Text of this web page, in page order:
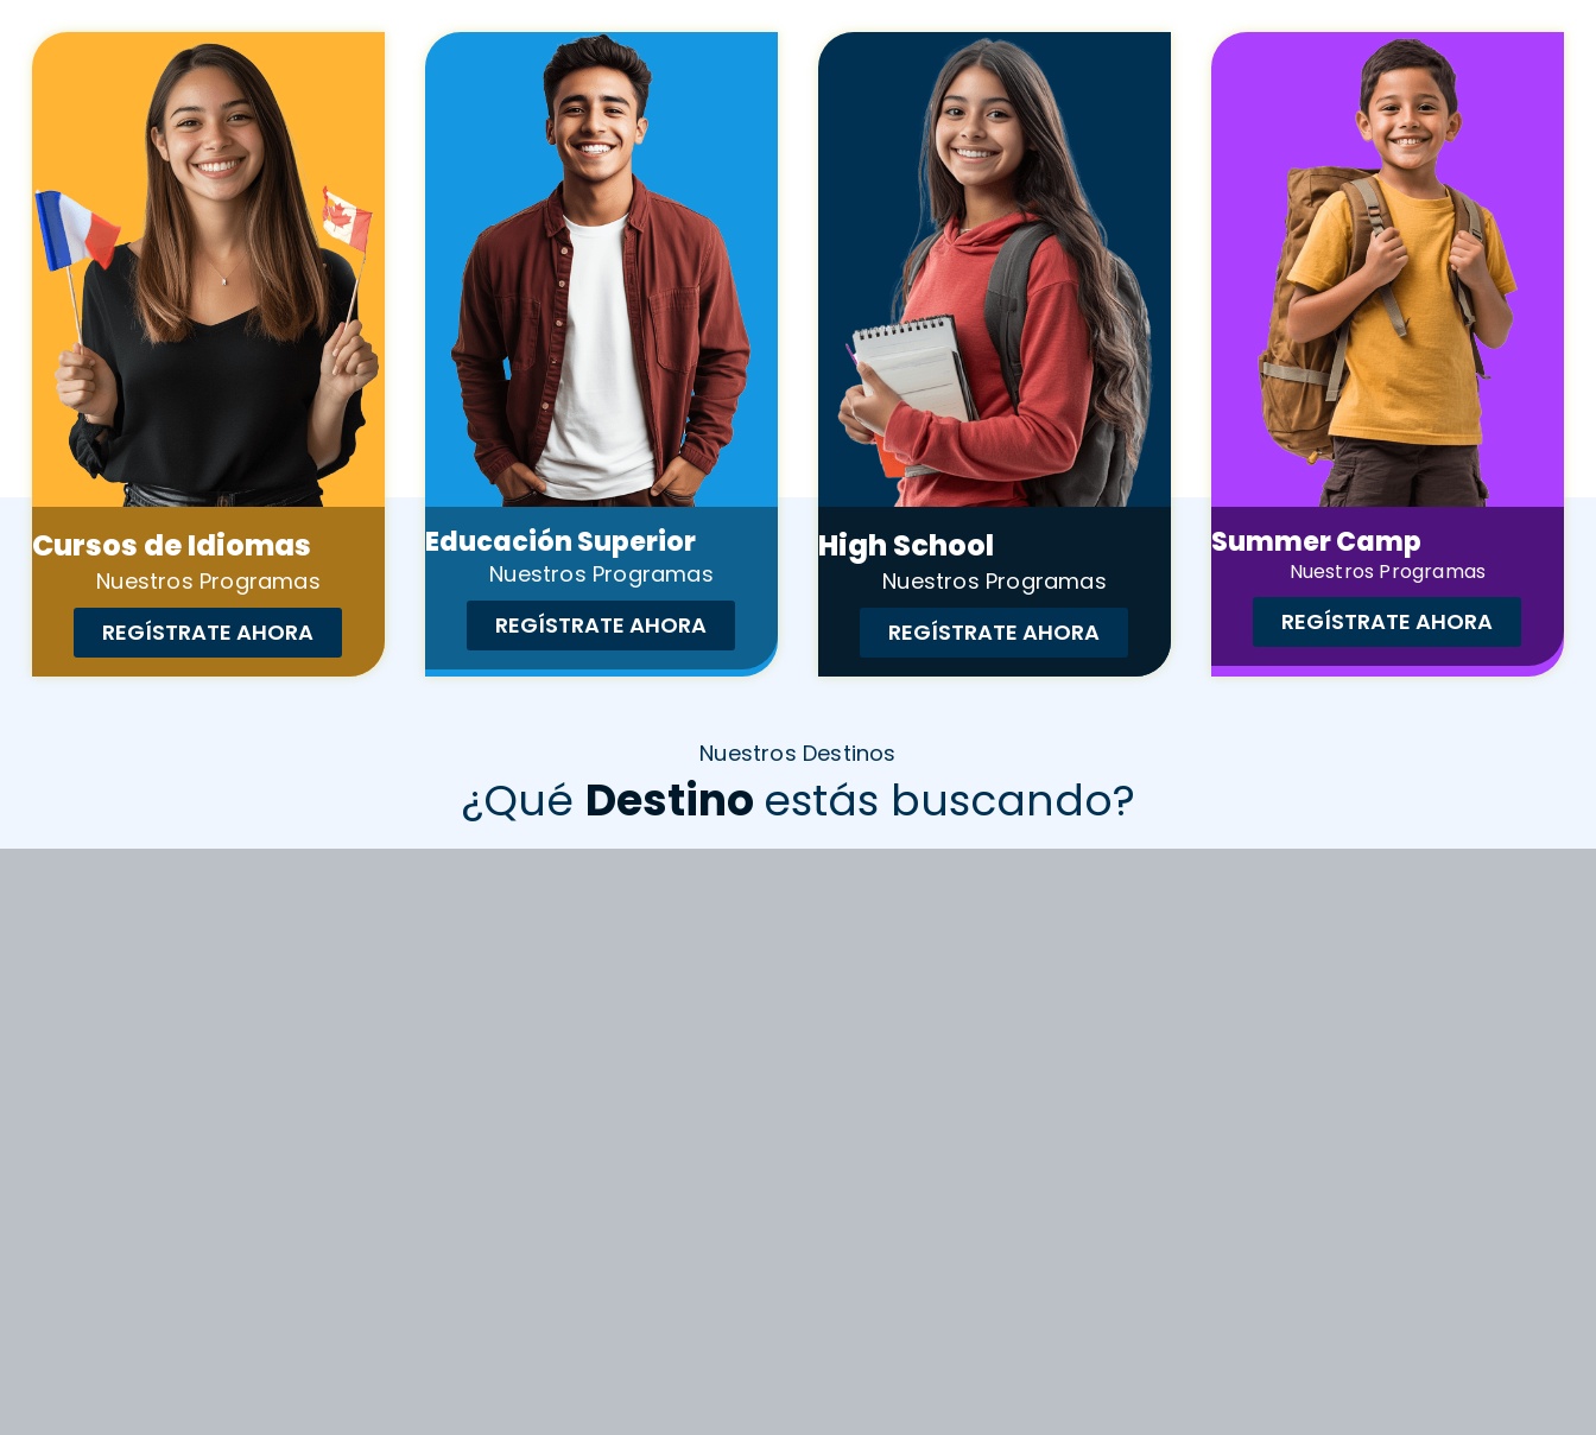
Cursos de Idiomas
Nuestros Programas
REGÍSTRATE AHORA
Educación Superior
Nuestros Programas
REGÍSTRATE AHORA
High School
Nuestros Programas
REGÍSTRATE AHORA
Summer Camp
Nuestros Programas
REGÍSTRATE AHORA
Nuestros Destinos
¿Qué Destino estás buscando?